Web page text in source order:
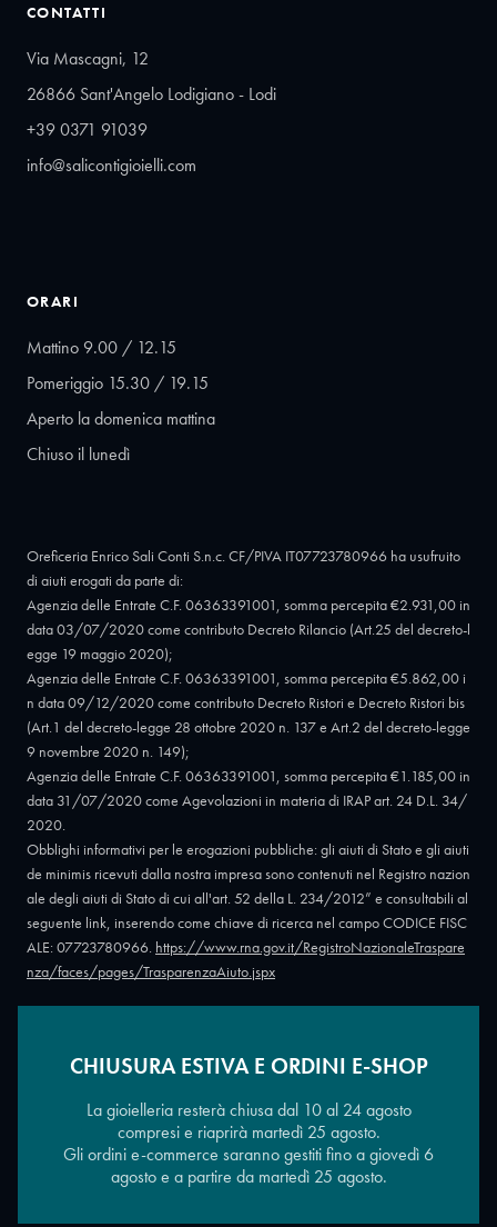
CONTATTI
Via Mascagni, 12
26866 Sant'Angelo Lodigiano - Lodi
+39 0371 91039
info@salicontigioielli.com
ORARI
Mattino 9.00 / 12.15
Pomeriggio 15.30 / 19.15
Aperto la domenica mattina
Chiuso il lunedì
Oreficeria Enrico Sali Conti S.n.c. CF/PIVA IT07723780966 ha usufruito
di aiuti erogati da parte di:
Agenzia delle Entrate C.F. 06363391001, somma percepita €2.931,00 in
data 03/07/2020 come contributo Decreto Rilancio (Art.25 del decreto-l
egge 19 maggio 2020);
Agenzia delle Entrate C.F. 06363391001, somma percepita €5.862,00 i
n data 09/12/2020 come contributo Decreto Ristori e Decreto Ristori bis
(Art.1 del decreto-legge 28 ottobre 2020 n. 137 e Art.2 del decreto-legge
9 novembre 2020 n. 149);
Agenzia delle Entrate C.F. 06363391001, somma percepita €1.185,00 in
data 31/07/2020 come Agevolazioni in materia di IRAP art. 24 D.L. 34/
2020.
Obblighi informativi per le erogazioni pubbliche: gli aiuti di Stato e gli aiuti
de minimis ricevuti dalla nostra impresa sono contenuti nel Registro nazion
ale degli aiuti di Stato di cui all'art. 52 della L. 234/2012” e consultabili al
seguente link, inserendo come chiave di ricerca nel campo CODICE FISC
ALE: 07723780966. https://www.rna.gov.it/RegistroNazionaleTraspare
nza/faces/pages/TrasparenzaAiuto.jspx
Copyright © 2026 - Oreficeria Enrico Sali Conti e C. snc - Partita IVA
CHIUSURA ESTIVA E ORDINI E-SHOP
La gioielleria resterà chiusa dal 10 al 24 agosto
compresi e riaprirà martedì 25 agosto.
Gli ordini e-commerce saranno gestiti fino a giovedì 6
agosto e a partire da martedì 25 agosto.